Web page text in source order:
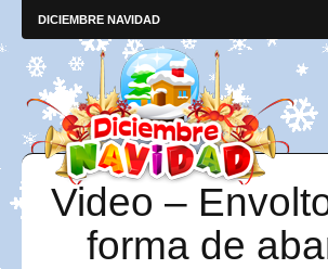
DICIEMBRE NAVIDAD
Video –
forma de